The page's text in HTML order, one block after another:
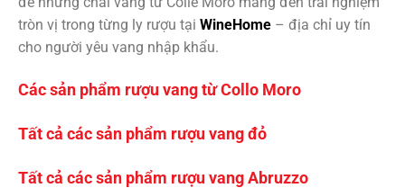
tròn vị trong từng ly rượu tại WineHome – địa chỉ uy tín
cho người yêu vang nhập khẩu.
Các sản phẩm rượu vang từ Collo Moro
Tất cả các sản phẩm rượu vang đỏ
Tất cả các sản phẩm rượu vang Abruzzo